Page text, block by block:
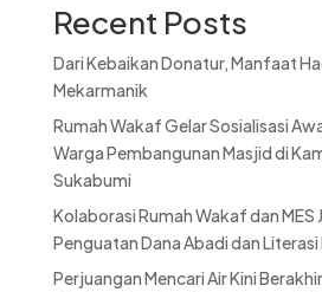
Recent Posts
Dari Kebaikan Donatur, Manfaat
Mekarmanik
Rumah Wakaf Gelar Sosialisasi
Warga Pembangunan Masjid di
Sukabumi
Kolaborasi Rumah Wakaf dan MES
Penguatan Dana Abadi dan
Perjuangan Mencari Air Kini